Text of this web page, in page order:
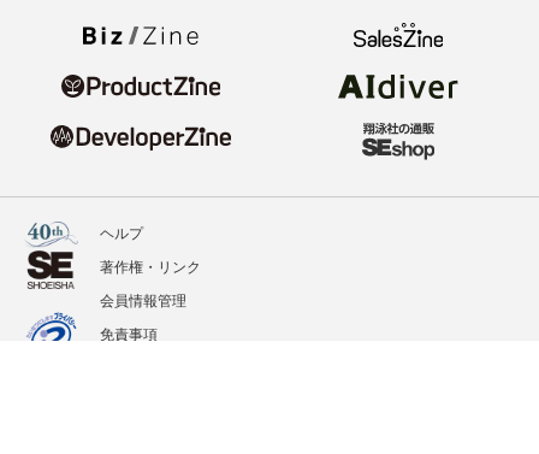
ヘルプ
著作権・リンク
会員情報管理
免責事項